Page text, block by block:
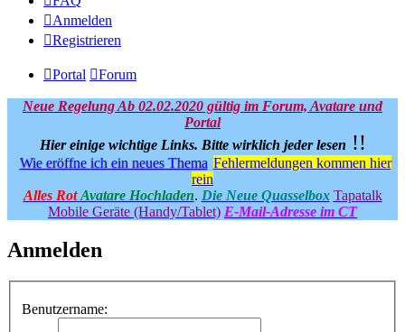
Anmelden
Registrieren
Portal Forum
Neue Regelung Ab 02.02.2020 gültig im Forum, Avatare und
Portal
Hier einige wichtige Links. Bitte wirklich jeder lesen !!
Wie eröffne ich ein neues Thema Fehlermeldungen kommen hier
rein
Alles Rot Avatare Hochladen. Die Neue Quasselbox Tapatalk
Mobile Geräte (Handy/Tablet) E-Mail-Adresse im CT
Anmelden
Benutzername: